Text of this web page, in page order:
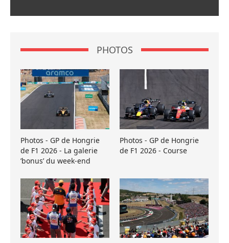
PHOTOS
Photos - GP de Hongrie
de F1 2026 - La galerie
’bonus’ du week-end
Photos - GP de Hongrie
de F1 2026 - Course